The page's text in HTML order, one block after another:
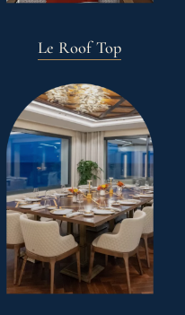
Le Roof Top